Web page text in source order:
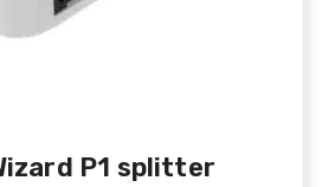
P1 splitter